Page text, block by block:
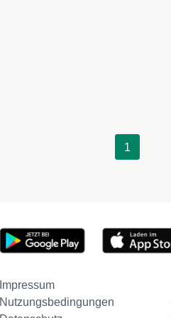
1
Impressum
Nutzungsbedingungen